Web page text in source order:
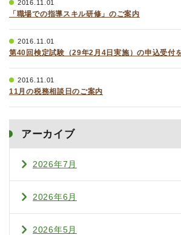
2016.11.01
「職場での指導スキル研修」のご案内
2016.11.01
第40回検定試験（29年2月4日実施）の申込受付
2016.11.01
11月の税務相談日のご案内
アーカイブ
2026年7月
2026年6月
2026年5月